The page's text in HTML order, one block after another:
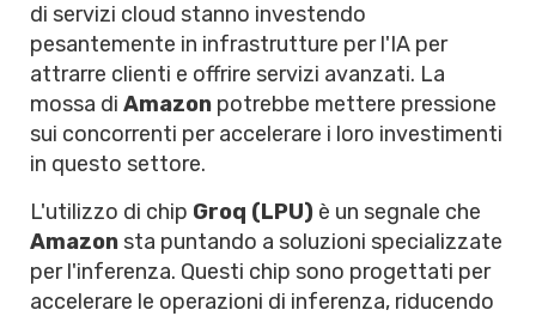
di servizi cloud stanno investendo
pesantemente in infrastrutture per l'IA per
attrarre clienti e offrire servizi avanzati. La
mossa di Amazon potrebbe mettere pressione
sui concorrenti per accelerare i loro investimenti
in questo settore.
L'utilizzo di chip Groq (LPU) è un segnale che
Amazon sta puntando a soluzioni specializzate
per l'inferenza. Questi chip sono progettati per
accelerare le operazioni di inferenza, riducendo